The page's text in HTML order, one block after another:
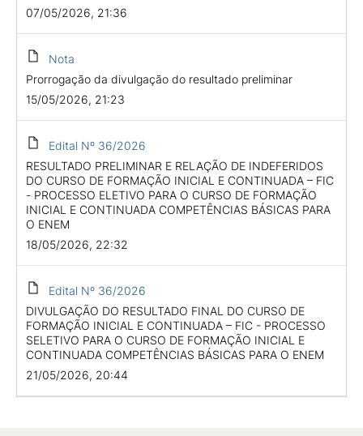
07/05/2026, 21:36
Nota
Prorrogação da divulgação do resultado preliminar
15/05/2026, 21:23
Edital Nº 36/2026
RESULTADO PRELIMINAR E RELAÇÃO DE INDEFERIDOS
DO CURSO DE FORMAÇÃO INICIAL E CONTINUADA – FIC
- PROCESSO ELETIVO PARA O CURSO DE FORMAÇÃO
INICIAL E CONTINUADA COMPETÊNCIAS BÁSICAS PARA
O ENEM
18/05/2026, 22:32
Edital Nº 36/2026
DIVULGAÇÃO DO RESULTADO FINAL DO CURSO DE
FORMAÇÃO INICIAL E CONTINUADA – FIC - PROCESSO
SELETIVO PARA O CURSO DE FORMAÇÃO INICIAL E
CONTINUADA COMPETÊNCIAS BÁSICAS PARA O ENEM
21/05/2026, 20:44